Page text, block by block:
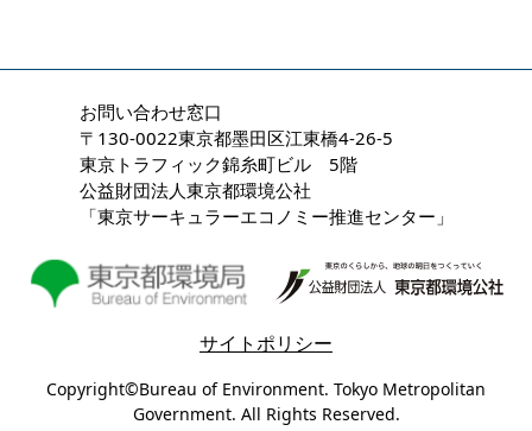
お問い合わせ窓口
〒130-0022東京都墨田区江東橋4-26-5
東京トラフィック錦糸町ビル 5階
公益財団法人東京都環境公社
「東京サーキュラーエコノミー推進センター」
サイトポリシー
Copyright©Bureau of Environment. Tokyo Metropolitan
Government. All Rights Reserved.